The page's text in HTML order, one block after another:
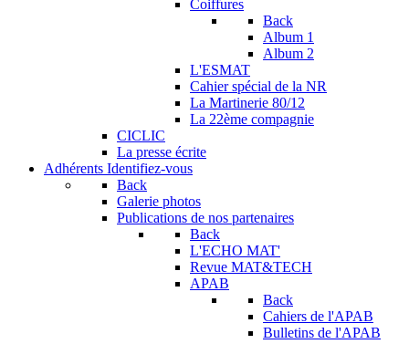
Coiffures
Back
Album 1
Album 2
L'ESMAT
Cahier spécial de la NR
La Martinerie 80/12
La 22ème compagnie
CICLIC
La presse écrite
Adhérents Identifiez-vous
Back
Galerie photos
Publications de nos partenaires
Back
L'ECHO MAT'
Revue MAT&TECH
APAB
Back
Cahiers de l'APAB
Bulletins de l'APAB